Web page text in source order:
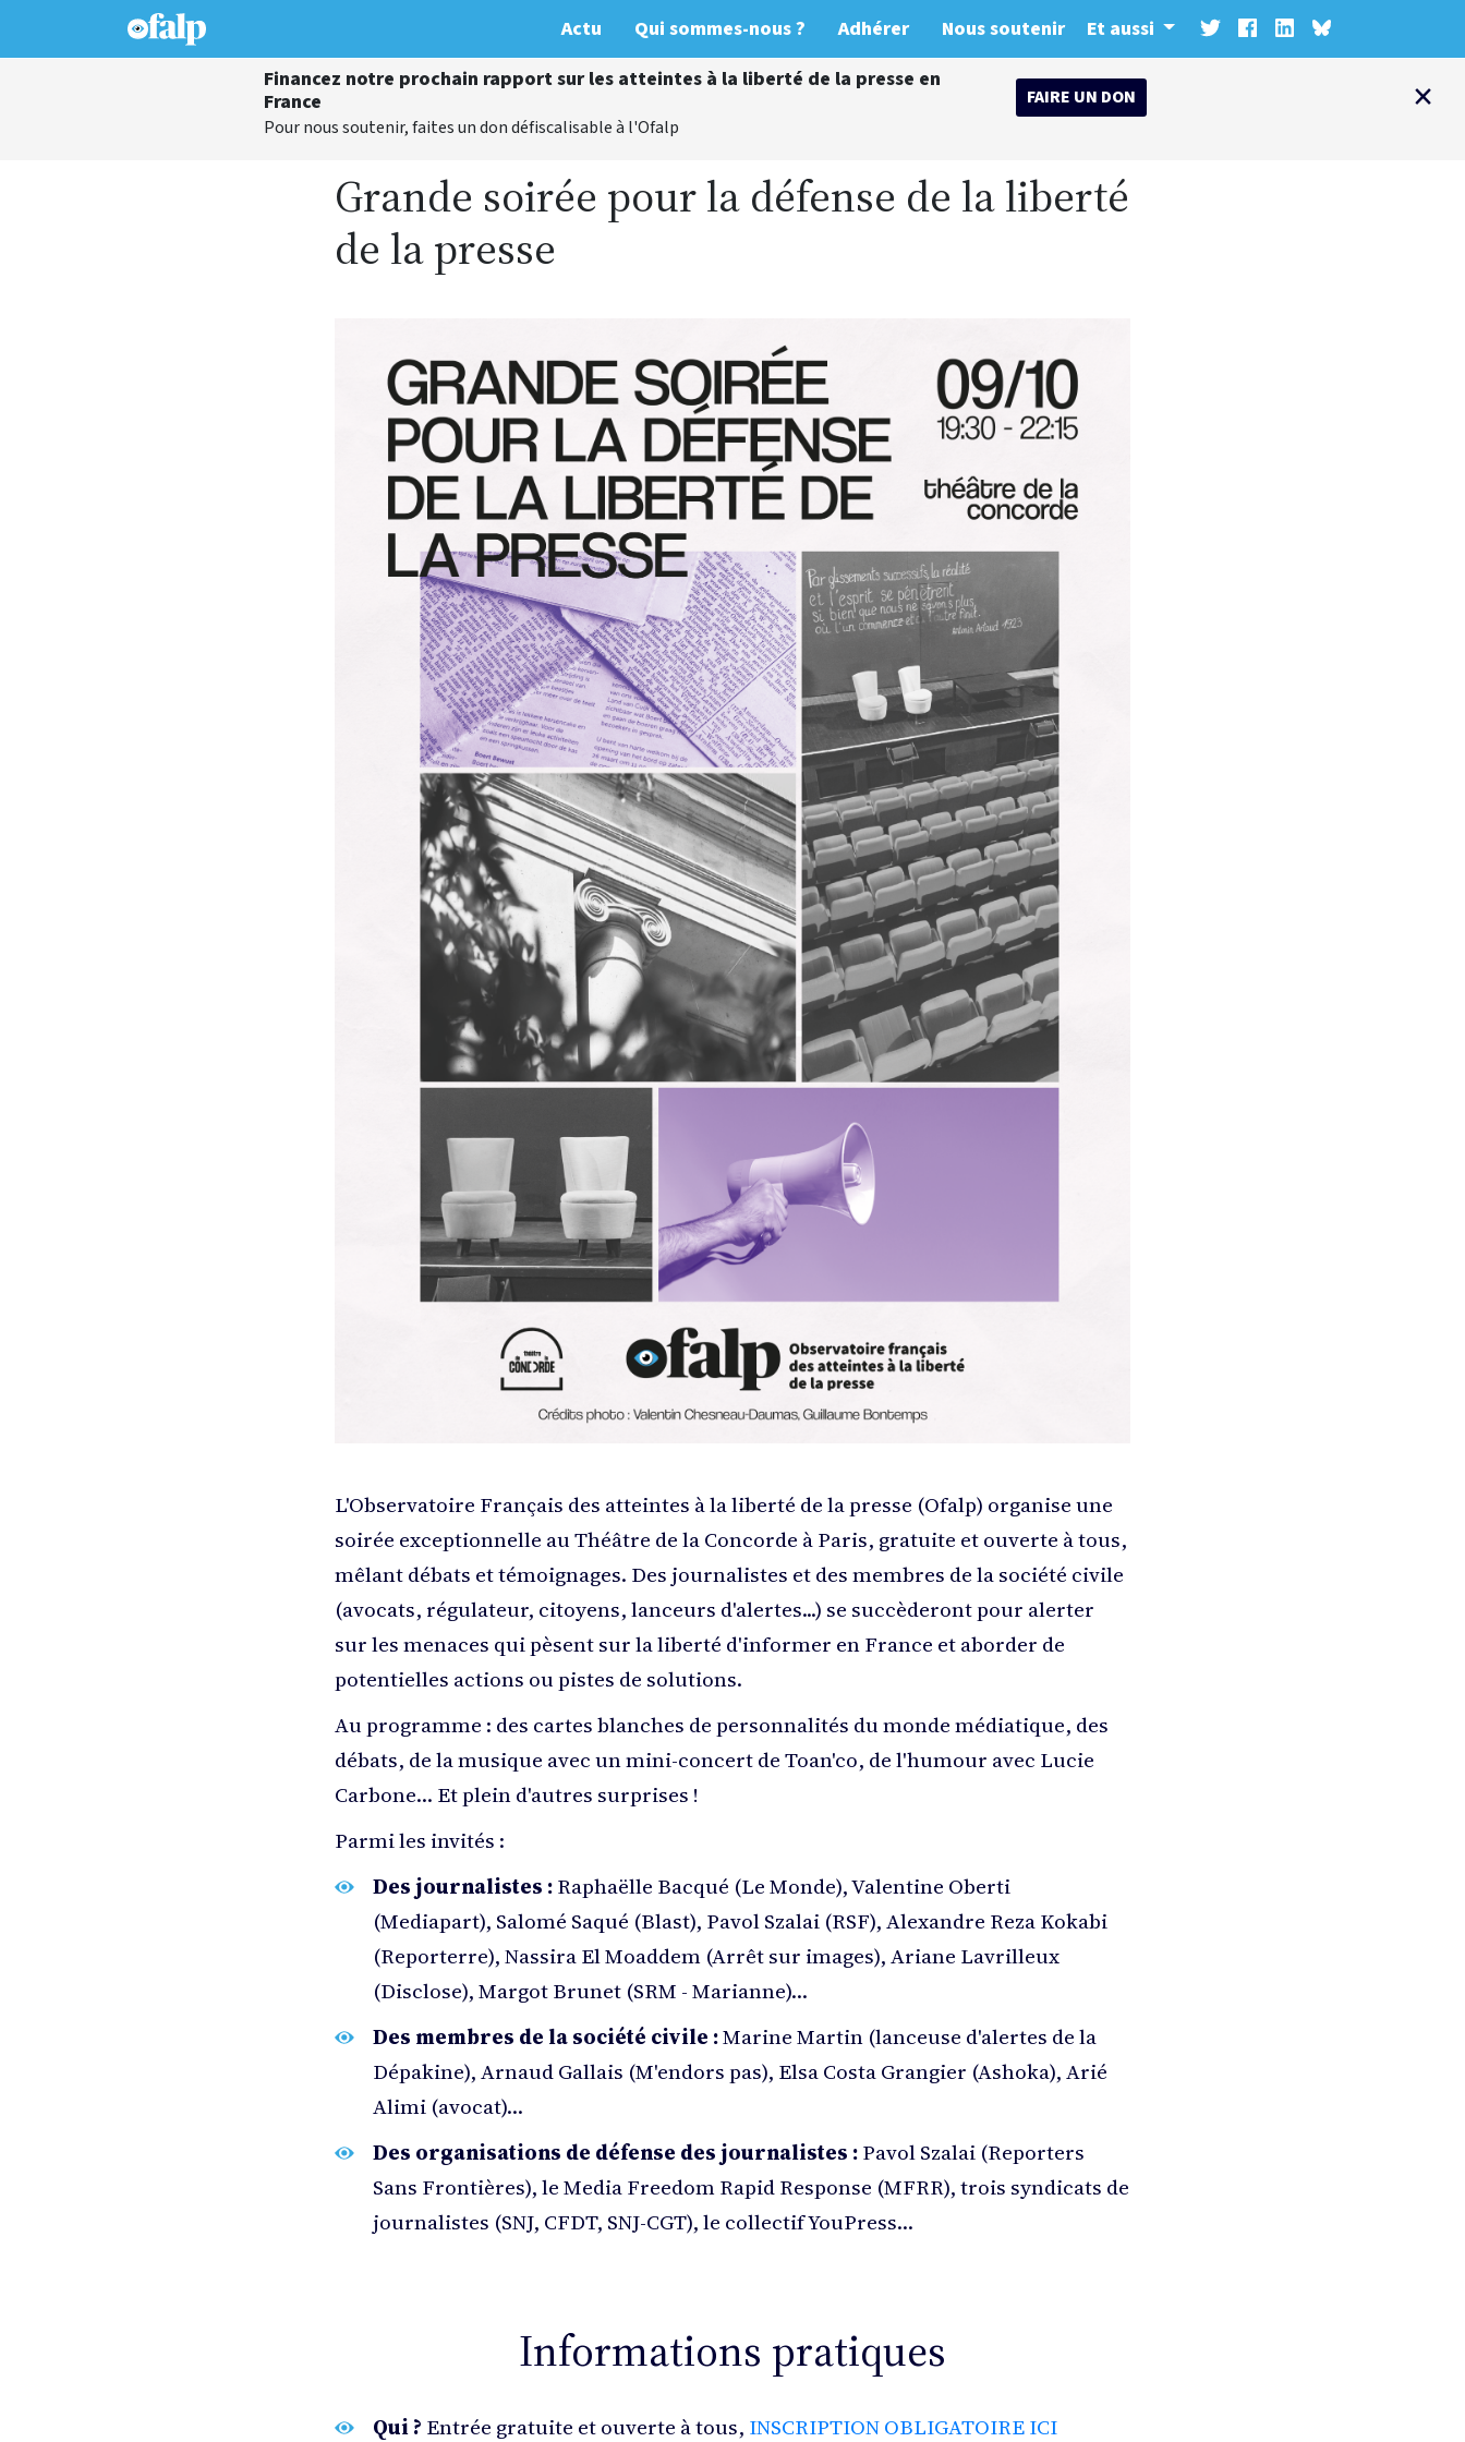
FAIRE UN DON
Financez notre prochain rapport sur les atteintes à la liberté de la presse en
France
Pour nous soutenir, faites un don défiscalisable à l'Ofalp
×
Actu Qui sommes-nous ? Adhérer Nous soutenir Et aussi
Grande soirée pour la défense de la liberté
de la presse
L'Observatoire Français des atteintes à la liberté de la presse (Ofalp) organise une
soirée exceptionnelle au Théâtre de la Concorde à Paris, gratuite et ouverte à tous,
mêlant débats et témoignages. Des journalistes et des membres de la société civile
(avocats, régulateur, citoyens, lanceurs d'alertes...) se succèderont pour alerter
sur les menaces qui pèsent sur la liberté d'informer en France et aborder de
potentielles actions ou pistes de solutions.
Au programme : des cartes blanches de personnalités du monde médiatique, des
débats, de la musique avec un mini-concert de Toan'co, de l'humour avec Lucie
Carbone… Et plein d'autres surprises !
Parmi les invités :
Des journalistes :Raphaëlle Bacqué (Le Monde), Valentine Oberti
(Mediapart), Salomé Saqué (Blast), Pavol Szalai (RSF), Alexandre Reza Kokabi
(Reporterre), Nassira El Moaddem (Arrêt sur images), Ariane Lavrilleux
(Disclose), Margot Brunet (SRM - Marianne)…
Des membres de la société civile :Marine Martin (lanceuse d'alertes de la
Dépakine), Arnaud Gallais (M'endors pas), Elsa Costa Grangier (Ashoka), Arié
Alimi (avocat)…
Des organisations de défense des journalistes :Pavol Szalai (Reporters
Sans Frontières), le Media Freedom Rapid Response (MFRR), trois syndicats de
journalistes (SNJ, CFDT, SNJ-CGT), le collectif YouPress…
Informations pratiques
Qui ? Entrée gratuite et ouverte à tous, INSCRIPTION OBLIGATOIRE ICI